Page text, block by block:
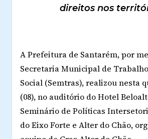
direitos nos
A Prefeitura de Santarém, por
Secretaria Municipal de
Social (Semtras), realizou nesta
(08), no auditório do Hotel
Seminário de Políticas
do Eixo Forte e Alter do Chão,